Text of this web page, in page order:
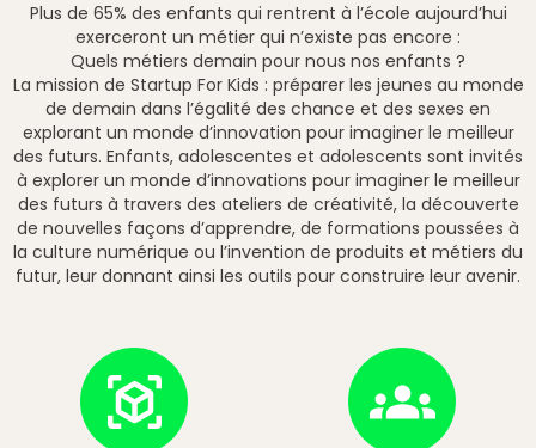
Plus de 65% des enfants qui rentrent à l’école aujourd’hui
exerceront un métier qui n’existe pas encore :
Quels métiers demain pour nous nos enfants ?
La mission de Startup For Kids : préparer les jeunes au monde
de demain dans l’égalité des chance et des sexes en
explorant un monde d’innovation pour imaginer le meilleur
des futurs. Enfants, adolescentes et adolescents sont invités
à explorer un monde d’innovations pour imaginer le meilleur
des futurs à travers des ateliers de créativité, la découverte
de nouvelles façons d’apprendre, de formations poussées à
la culture numérique ou l’invention de produits et métiers du
futur, leur donnant ainsi les outils pour construire leur avenir.